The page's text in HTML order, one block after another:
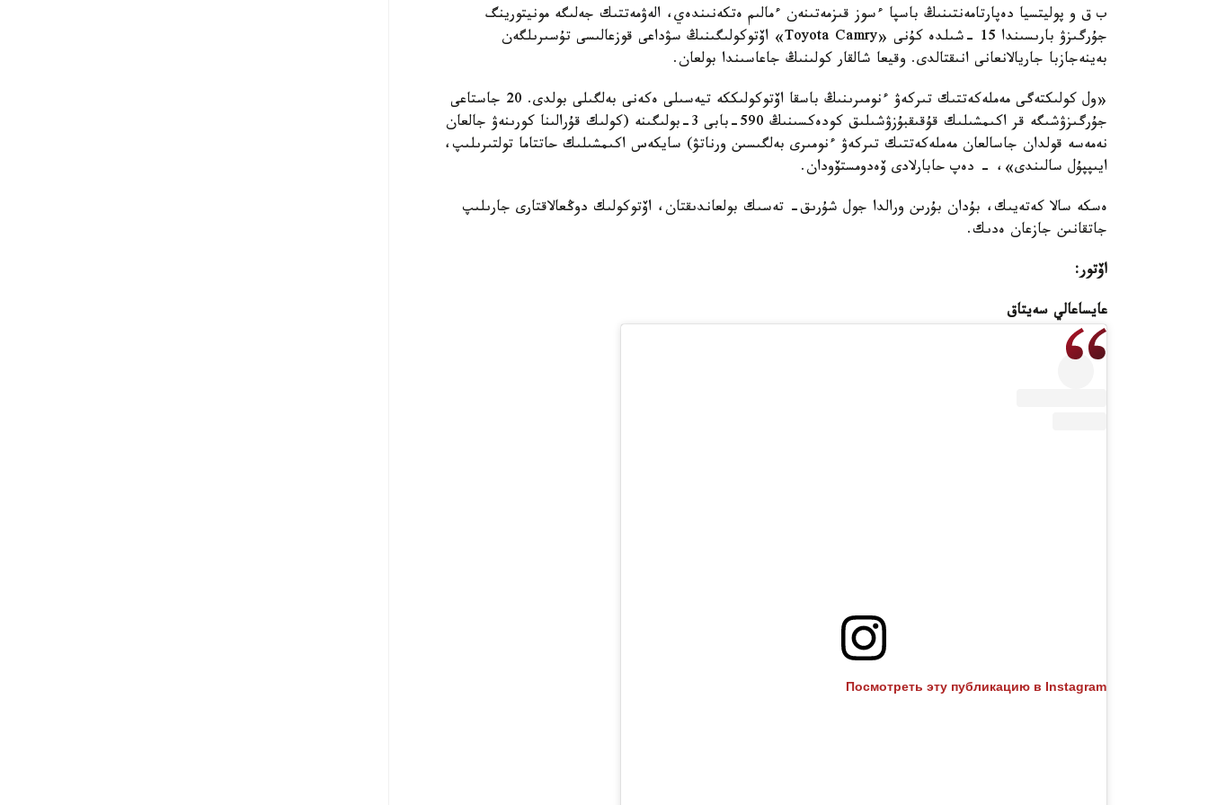
ب ق و پوليتسيا دەپارتامەنتىنىڭ باسپا ءسوز قىزمەتىنەن ءمالىم ەتكەنىندەي، الەۋمەتتىك جەلىگە مونيتورينگ
جۇرگىزۋ بارىسىندا 15 -شىلدە كۇنى «Toyota Camry» اۆتوكولىگىنىڭ سۋداعى قوزعالىسى تۇسىرىلگەن
بەينەجازبا جاريالانعانى انىقتالدى. وقيعا شالقار كولىنىڭ جاعاسىندا بولعان.
«ول كولىكتەگى مەملەكەتتىك تىركەۋ ءنومىرىنىڭ باسقا اۆتوكولىككە تيەسىلى ەكەنى بەلگىلى بولدى. 20 جاستاعى
جۇرگىزۋشىگە قر اكىمشىلىك قۇقىقبۇزۋشىلىق كودەكسىنىڭ 590-بابى 3-بولىگىنە (كولىك قۇرالىنا كورىنەۋ جالعان
نەمەسە قولدان جاسالعان مەملەكەتتىك تىركەۋ ءنومىرى بەلگىسىن ورناتۋ) سايكەس اكىمشىلىك حاتتاما تولتىرىلىپ،
ايىپپۇل سالىندى»، - دەپ حابارلادى ۆەدومستۆودان.
ەسكە سالا كەتەيىك، بۇدان بۇرىن ورالدا جول شۇرىق- تەسىك بولعاندىقتان، اۆتوكولىك دوڭعالاقتارى جارىلىپ
جاتقانىن جازعان ەدىك.
اۆتور:
عايساعالي سەيتاق
Посмотреть эту публикацию в Instagram